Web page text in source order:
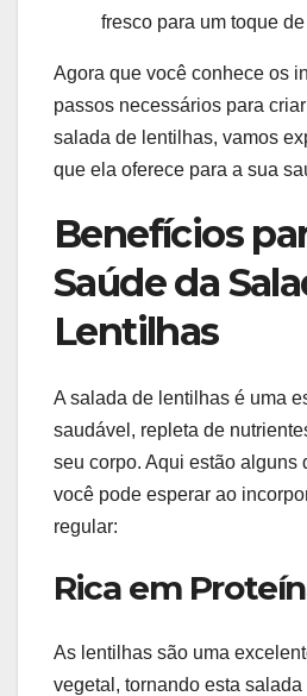
fresco para um toque
Agora que você conhece os
passos necessários para
salada de lentilhas, vamos
que ela oferece para a sua
Benefícios
Saúde da
Lentilhas
A salada de lentilhas é uma
saudável, repleta de
seu corpo. Aqui estão alguns
você pode esperar ao
regular:
Rica em
As lentilhas são uma
vegetal, tornando esta salada